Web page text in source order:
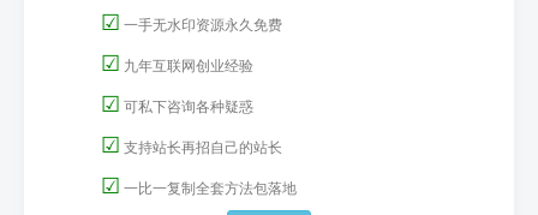
☑ 一手无水印资源永久免费
☑ 九年互联网创业经验
☑ 可私下咨询各种疑惑
☑ 支持站长再招自己的站长
☑ 一比一复制全套方法包落地